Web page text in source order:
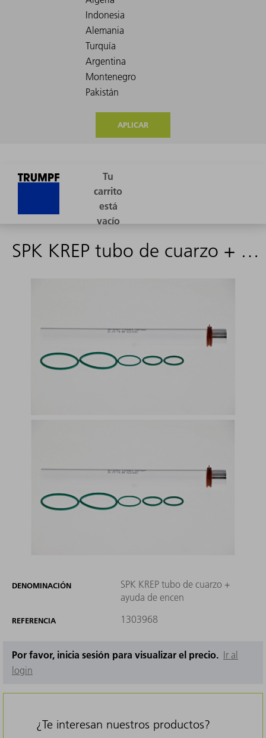
APLICAR
SPK KREP tubo de cuarzo + ayuda de encen
DENOMINACIÓN
SPK KREP tubo de cuarzo +
ayuda de encen
REFERENCIA 1303968
Por favor, inicia sesión para visualizar el precio. Ir al
login
¿Te interesan nuestros productos?